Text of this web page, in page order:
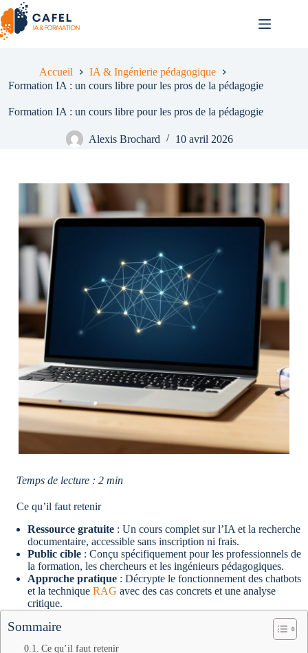
Passer
au
contenu
Accueil
IA & Ingénierie pédagogique
Formation IA : un cours libre pour les pros de la pédagogie
Formation IA : un cours libre pour les pros de la pédagogie
Alexis Brochard 10 avril 2026
Temps de lecture : 2 min
Ce qu’il faut retenir
Ressource gratuite : Un cours complet sur l’IA et la recherche
documentaire, accessible sans inscription ni frais.
Public cible : Conçu spécifiquement pour les professionnels de
la formation, les chercheurs et les ingénieurs pédagogiques.
Approche pratique : Décrypte le fonctionnement des chatbots
et la technique RAG avec des cas concrets et une analyse
critique.
Sommaire
Ce qu’il faut retenir